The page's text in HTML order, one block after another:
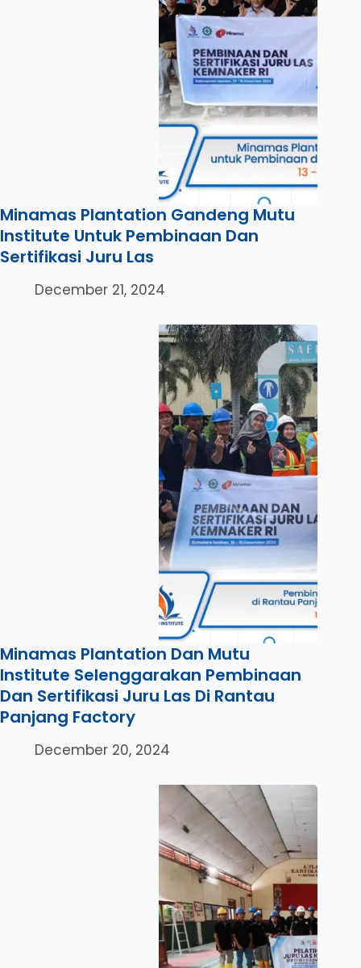
Minamas Plantation Gandeng Mutu
Institute Untuk Pembinaan Dan
Sertifikasi Juru Las
December 21, 2024
Minamas Plantation Dan Mutu
Institute Selenggarakan Pembinaan
Dan Sertifikasi Juru Las Di Rantau
Panjang Factory
December 20, 2024